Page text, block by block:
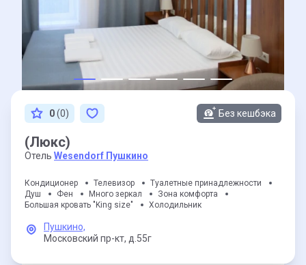
0(0) Без кешбэка
(Люкс)
Отель Wesendorf Пушкино
Кондиционер Телевизор
Туалетные принадлежности
Душ
Фен Много зеркал
Зона комфорта
Большая кровать "King size"
Холодильник
Пушкино,
Московский пр-кт, д.55г